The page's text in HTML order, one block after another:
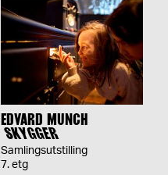
EDVARD MUNCH
SKYGGER
Samlingsutstilling
7. etg